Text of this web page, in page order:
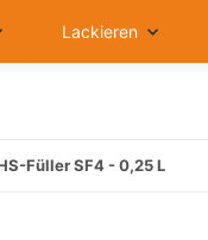
Lackieren
Füller SF4 - 0,25 L